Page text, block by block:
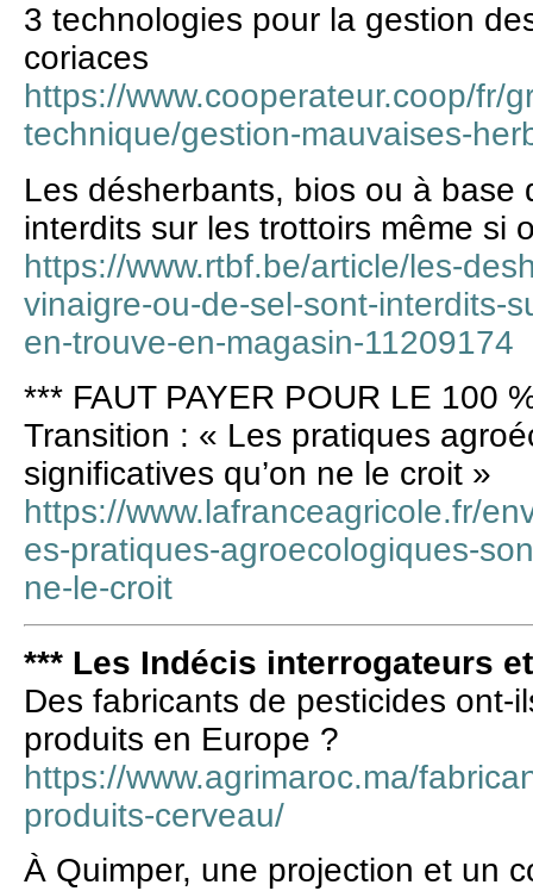
3 technologies pour la gestion
coriaces
https://www.cooperateur.coop/fr/
technique/gestion-mauvaises-
Les désherbants, bios ou à base
interdits sur les trottoirs même si
https://www.rtbf.be/article/les-
vinaigre-ou-de-sel-sont-interdits-
en-trouve-en-magasin-11209174
*** FAUT PAYER POUR LE 100
Transition : « Les pratiques
significatives qu’on ne le croit »
https://www.lafranceagricole.fr/
es-pratiques-agroecologiques-
ne-le-croit
*** Les Indécis interrogateurs
Des fabricants de pesticides ont-
produits en Europe ?
https://www.agrimaroc.ma/
produits-cerveau/
À Quimper, une projection et un